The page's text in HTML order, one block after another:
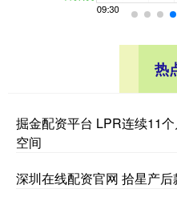
热
掘金配资平台 LPR连续11
空间
深圳在线配资官网 拾星产后